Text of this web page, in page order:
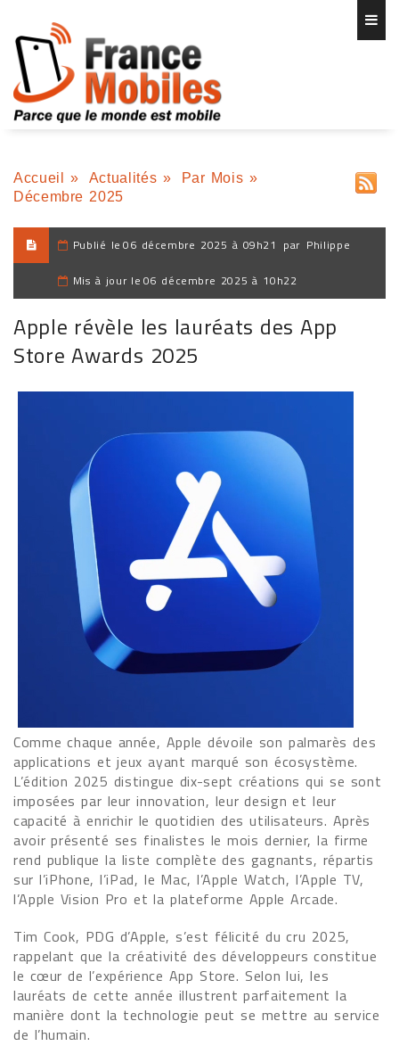
Accueil » Actualités » Par Mois »
Décembre 2025
Publié le 06 décembre 2025 à 09h21 par Philippe
Mis à jour le 06 décembre 2025 à 10h22
Apple révèle les lauréats des App
Store Awards 2025
Comme chaque année, Apple dévoile son palmarès des
applications et jeux ayant marqué son écosystème.
L’édition 2025 distingue dix-sept créations qui se sont
imposées par leur innovation, leur design et leur
capacité à enrichir le quotidien des utilisateurs. Après
avoir présenté ses finalistes le mois dernier, la firme
rend publique la liste complète des gagnants, répartis
sur l’iPhone, l’iPad, le Mac, l’Apple Watch, l’Apple TV,
l’Apple Vision Pro et la plateforme Apple Arcade.
Tim Cook, PDG d’Apple, s’est félicité du cru 2025,
rappelant que la créativité des développeurs constitue
le cœur de l’expérience App Store. Selon lui, les
lauréats de cette année illustrent parfaitement la
manière dont la technologie peut se mettre au service
de l’humain.